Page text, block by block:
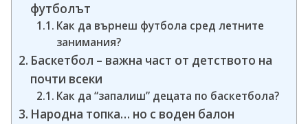
футболът
Как да върнеш футбола сред летните
занимания?
Баскетбол – важна част от детството на
почти всеки
Как да “запалиш” децата по баскетбола?
Народна топка… но с воден балон